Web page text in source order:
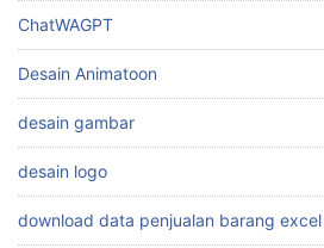
ChatWAGPT
Desain Animatoon
desain gambar
desain logo
download data penjualan barang excel